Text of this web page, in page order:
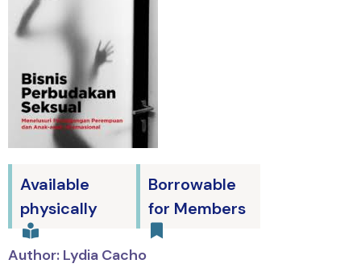
Available
physically
Borrowable
for Members
Author: Lydia Cacho